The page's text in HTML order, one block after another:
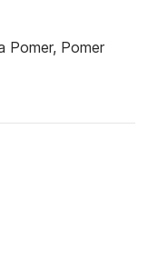
Pomer, Pomer